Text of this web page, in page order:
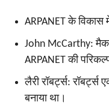
ARPANET के विकास
John McCarthy:
ARPANET की
लैरी रॉबर्ट्स: रॉबर्ट्स
बनाया था।